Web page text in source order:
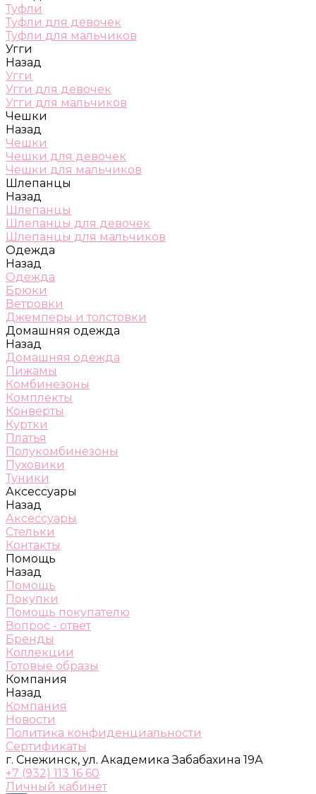
Туфли
Туфли для девочек
Туфли для мальчиков
Угги
Назад
Угги
Угги для девочек
Угги для мальчиков
Чешки
Назад
Чешки
Чешки для девочек
Чешки для мальчиков
Шлепанцы
Назад
Шлепанцы
Шлепанцы для девочек
Шлепанцы для мальчиков
Одежда
Назад
Одежда
Брюки
Ветровки
Джемперы и толстовки
Домашняя одежда
Назад
Домашняя одежда
Пижамы
Комбинезоны
Комплекты
Конверты
Куртки
Платья
Полукомбинезоны
Пуховики
Туники
Аксессуары
Назад
Аксессуары
Стельки
Контакты
Помощь
Назад
Помощь
Покупки
Помощь покупателю
Вопрос - ответ
Бренды
Коллекции
Готовые образы
Компания
Назад
Компания
Новости
Политика конфиденциальности
Сертификаты
г. Снежинск, ул. Академика Забабахина 19А
+7 (932) 113 16 60
Личный кабинет